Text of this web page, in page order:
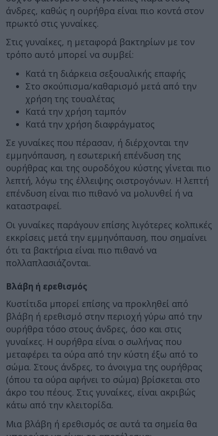
άνδρες, καθώς η ουρήθρα είναι πιο κοντά στον
πρωκτό στις γυναίκες.
Στις γυναίκες, η μεταφορά βακτηρίων με τον
τρόπο αυτό μπορεί να συμβεί:
Κατά τη διάρκεια σεξουαλικής επαφής
Στο σκούπισμα/καθαρισμό μετά από την
χρήση της τουαλέτας
Κατά την χρήση ταμπόν
Κατά την χρήση διαφράγματος
Σε γυναίκες που πέρασαν, ή διέρχονται την
εμμηνόπαυση, η εσωτερική επένδυση της
ουρήθρας και της ουροδόχου κύστης γίνεται πιο
λεπτή, λόγω της έλλειψης οιστρογόνων. Η λεπτή
επένδυση είναι πιο πιθανό να μολυνθεί ή να
καταστραφεί.
Οι γυναίκες παράγουν επίσης λιγότερες κολπικές
εκκρίσεις μετά την εμμηνόπαυση, που σημαίνει
ότι τα βακτήρια είναι πιο πιθανό να
πολλαπλασιάζονται.
Βλάβη ή ερεθισμός
Κυστίτιδα μπορεί επίσης να προκληθεί από
βλάβη ή ερεθισμό στην περιοχή γύρω από την
ουρήθρα τόσο στους άνδρες, όσο και στις
γυναίκες. Η ουρήθρα είναι ο σωλήνας που
μεταφέρει τα ούρα από την κύστη έξω από το
σώμα. Στους άνδρες, το άνοιγμα της ουρήθρας
(όπου τα ούρα αφήνει το σώμα) βρίσκεται στο
άκρο του πέους. Στις γυναίκες, είναι ακριβώς
κάτω από την κλειτορίδα.
Μια βλάβη ή ερεθισμός σε αυτά τα σημεία θα